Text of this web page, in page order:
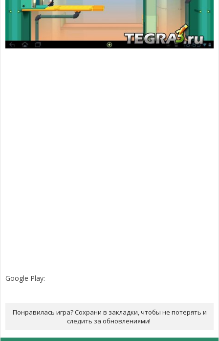
Google Play:
Понравилась игра? Сохрани в закладки, чтобы не потерять и
следить за обновлениями!